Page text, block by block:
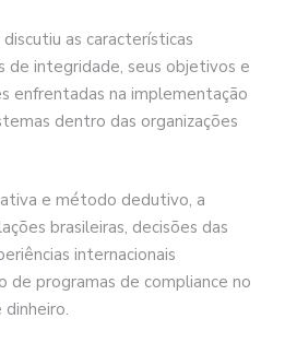
as características
de integridade, seus objetivos e
enfrentadas na implementação
dentro das organizações
e método dedutivo, a
brasileiras, decisões das
internacionais
de programas de compliance no